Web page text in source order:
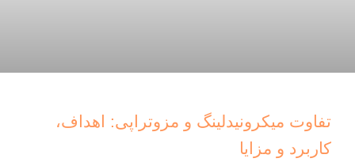
تفاوت میکرونیدلینگ و مزوتراپی: اهداف،
کاربرد و مزایا